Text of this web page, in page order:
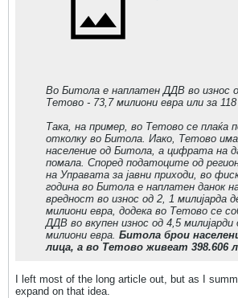
Во Битола е наплатен ДДВ во износ
Тетово - 73,7 милиони евра или за
Така, на пример, во Тетово се плаќа
отколку во Битола. Иако, Тетово има
население од Битола, а цифрата на
помала. Според податоците од
на Управата за јавни приходи, во
година во Битола е наплатен данок
вредност во износ од 2, 1 милијарда
милиони евра, додека во Тетово се
ДДВ во вкупен износ од 4,5 милијарди
милиони евра. Битола брои
лица, а во Тетово живеат 398.606
I left most of the long article out, but as I
expand on that idea.